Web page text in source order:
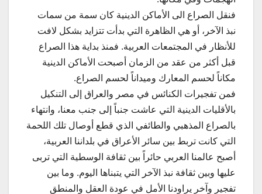
فنقل الصراع الى الأماكن الدينية كان سمة من سمات
نبذ الآخر، أو هي الظاهرة التي بدأت تتزايد بشكل لافت
للأنظار في المجتمعات العربية. فمنذ بداية هذا الصراع
قبل أكثر من عقد من الزمان أصبحت الأماكن الدينية
مكاناً لحسم المعارك وميداناً لحسم الصراع.
فمن تفجيرات الكنائس في مصر والعراق إلى التنكيل
بالأقليات الدينية التي عاشت جنباً إلى جنب معنا، وانتهاء
بالصراع المذهبي والطائفي الذي قطع أوصال تلك اللحمة
التي كانت تربط بين سائر الأعراق في بلداننا العربية،
أصبح عالمنا العربي حائراً بين ثقافة الوسطية التي تربى
عليها وبين ثقافة نبذ الآخر التي يتبناها اليوم. وما بين
تفجير وآخر يراودنا الأمل في عودة العقل والمنطق